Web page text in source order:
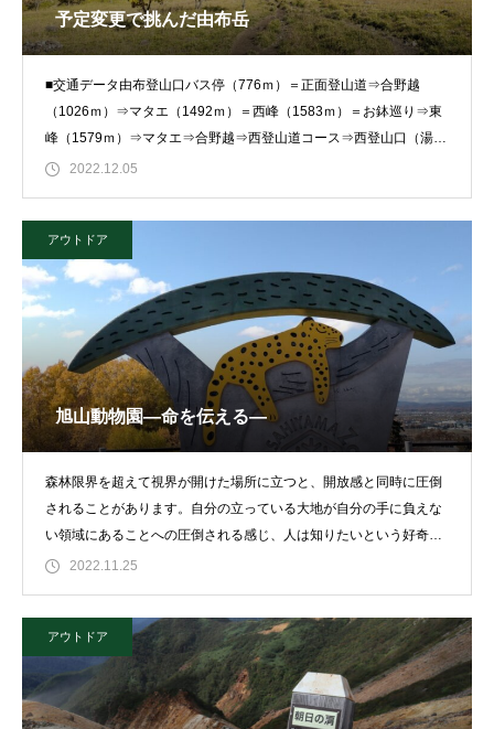
予定変更で挑んだ由布岳
■交通データ由布登山口バス停（776ｍ）＝正面登山道⇒合野越
（1026ｍ）⇒マタエ（1492ｍ）＝西峰（1583ｍ）＝お鉢巡り⇒東
峰（1579ｍ）⇒マタエ⇒合野越⇒西登山道コース⇒西登山口（湯布
院
2022.12.05
アウトドア
旭山動物園―命を伝える―
森林限界を超えて視界が開けた場所に立つと、開放感と同時に圧倒
されることがあります。自分の立っている大地が自分の手に負えな
い領域にあることへの圧倒される感じ、人は知りたいという好奇心
を糧に歩んできたまれ
2022.11.25
アウトドア